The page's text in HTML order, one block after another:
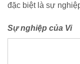
đặc biệt là sự
Sự nghiệp của Vi